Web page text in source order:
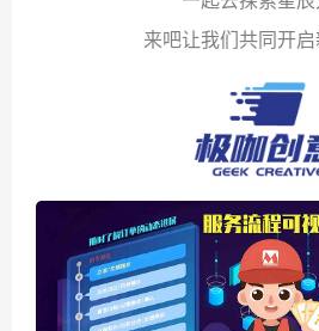
来吧让我们共同开